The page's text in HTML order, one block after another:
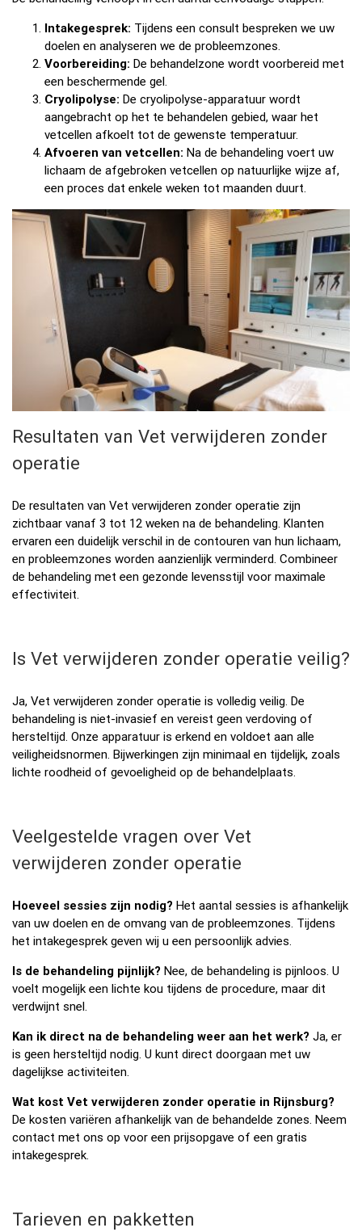
Intakegesprek: Tijdens een consult bespreken we uw
doelen en analyseren we de probleemzones.
Voorbereiding: De behandelzone wordt voorbereid met
een beschermende gel.
Cryolipolyse: De cryolipolyse-apparatuur wordt
aangebracht op het te behandelen gebied, waar het
vetcellen afkoelt tot de gewenste temperatuur.
Afvoeren van vetcellen: Na de behandeling voert uw
lichaam de afgebroken vetcellen op natuurlijke wijze af,
een proces dat enkele weken tot maanden duurt.
Resultaten van Vet verwijderen zonder
operatie
De resultaten van Vet verwijderen zonder operatie zijn
zichtbaar vanaf 3 tot 12 weken na de behandeling. Klanten
ervaren een duidelijk verschil in de contouren van hun lichaam,
en probleemzones worden aanzienlijk verminderd. Combineer
de behandeling met een gezonde levensstijl voor maximale
effectiviteit.
Is Vet verwijderen zonder operatie veilig?
Ja, Vet verwijderen zonder operatie is volledig veilig. De
behandeling is niet-invasief en vereist geen verdoving of
hersteltijd. Onze apparatuur is erkend en voldoet aan alle
veiligheidsnormen. Bijwerkingen zijn minimaal en tijdelijk, zoals
lichte roodheid of gevoeligheid op de behandelplaats.
Veelgestelde vragen over Vet
verwijderen zonder operatie
Hoeveel sessies zijn nodig? Het aantal sessies is afhankelijk
van uw doelen en de omvang van de probleemzones. Tijdens
het intakegesprek geven wij u een persoonlijk advies.
Is de behandeling pijnlijk? Nee, de behandeling is pijnloos. U
voelt mogelijk een lichte kou tijdens de procedure, maar dit
verdwijnt snel.
Kan ik direct na de behandeling weer aan het werk? Ja, er
is geen hersteltijd nodig. U kunt direct doorgaan met uw
dagelijkse activiteiten.
Wat kost Vet verwijderen zonder operatie in Rijnsburg?
De kosten variëren afhankelijk van de behandelde zones. Neem
contact met ons op voor een prijsopgave of een gratis
intakegesprek.
Tarieven en pakketten